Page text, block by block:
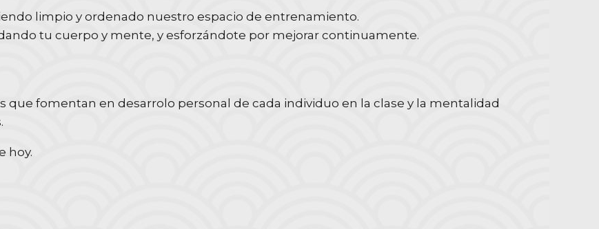
limpio y ordenado nuestro espacio de entrenamiento.
tu cuerpo y mente, y esforzándote por mejorar continuamente.
que fomentan en desarrolo personal de cada individuo en la clase y la mentalidad
hoy.